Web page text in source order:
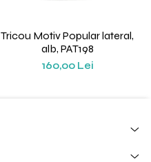
Tricou Motiv Popular lateral,
alb, PAT198
160,00 Lei